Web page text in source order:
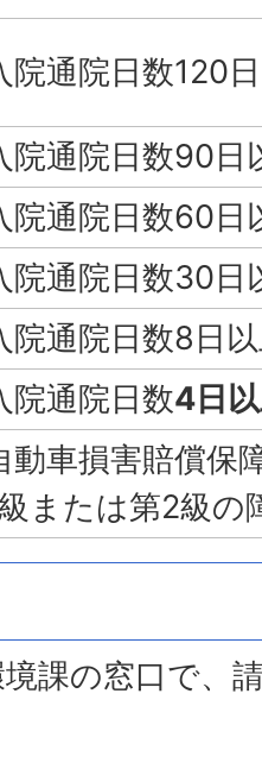
院通院日数120
院通院日数90日
院通院日数60日
院通院日数30日
院通院日数8日
院通院日数4日
動車損害賠償保
または第2級の
課の窓口で、